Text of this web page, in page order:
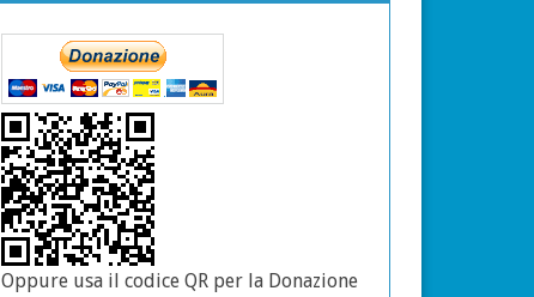
Oppure usa il codice QR per la Donazione